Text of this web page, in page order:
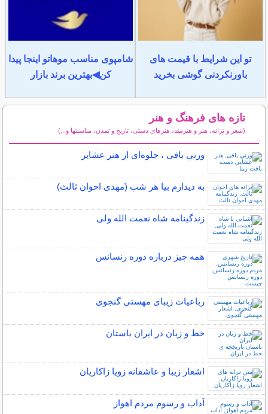
تو این شرایط با قیمت های
باورنکردنی گوشی بخرید
شامپوی مناسب موهاتو اینجا پیدا
کن◀بهترین برند بازار
تازه های فرهنگ و هنر
(شعر و ترانه، هنر و هنرمند، هنرهای دستی، تاریخ و تمدن، مناسبتها و...)
ورني بافی ، جلوه‌ای از هنر عشاير
به دیدارم بیا هر شب (مهدی اخوان ثالث)
زندگینامه شاه نعمت الله ولی
همه چیز درباره دوره رنسانس
رباعیات زیبای مهستی گنجوی
خط و زبان در ایران باستان
اشعار زیبا و عاشقانه زویا زاکاریان
آداب و رسوم مردم اهواز